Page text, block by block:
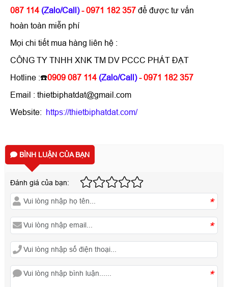
087 114 (Zalo/Call) - 0971 182 357 để được tư vấn
hoàn toàn miễn phí
Mọi chi tiết mua hàng liên hệ :
CÔNG TY TNHH XNK TM DV PCCC PHÁT ĐẠT
Hotline :☎️0909 087 114 (Zalo/Call) - 0971 182 357
Email : thietbiphatdat@gmail.com
Website:
https://thietbiphatdat.com/
BÌNH LUẬN CỦA BẠN
Đánh giá của bạn:
*
*
*